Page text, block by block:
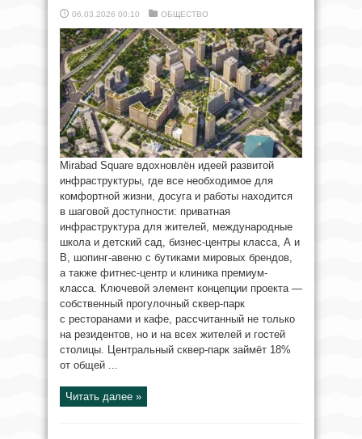
06.03.2026 00:10 ОБЩЕСТВО
Mirabad Square вдохновлён идеей развитой
инфраструктуры, где все необходимое для
комфортной жизни, досуга и работы находится
в шаговой доступности: приватная
инфраструктура для жителей, международные
школа и детский сад, бизнес-центры класса, А и
В, шопинг-авеню с бутиками мировых брендов,
а также фитнес-центр и клиника премиум-
класса. Ключевой элемент концепции проекта —
собственный прогулочный сквер-парк
с ресторанами и кафе, рассчитанный не только
на резидентов, но и на всех жителей и гостей
столицы. Центральный сквер-парк займёт 18%
от общей ...
Читать далее »